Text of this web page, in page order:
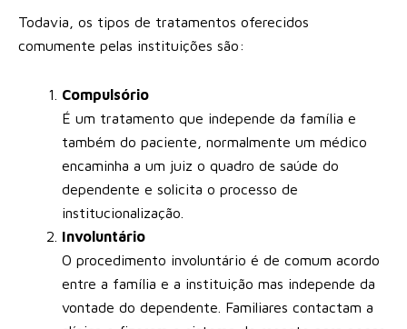
Todavia, os tipos de tratamentos oferecidos
comumente pelas instituições são:
Compulsório
É um tratamento que independe da família e
também do paciente, normalmente um médico
encaminha a um juiz o quadro de saúde do
dependente e solicita o processo de
institucionalização.
Involuntário
O procedimento involuntário é de comum acordo
entre a família e a instituição mas independe da
vontade do dependente. Familiares contactam a